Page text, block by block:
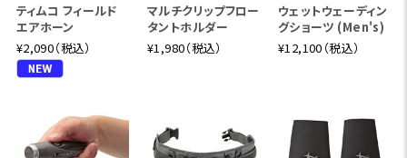
ティムコ フィールド
エアホーン
¥2,090（税込）
マルチクリップフロー
タントホルダー
¥1,980（税込）
ウェットウェーディン
グショーツ (Men's)
¥12,100（税込）